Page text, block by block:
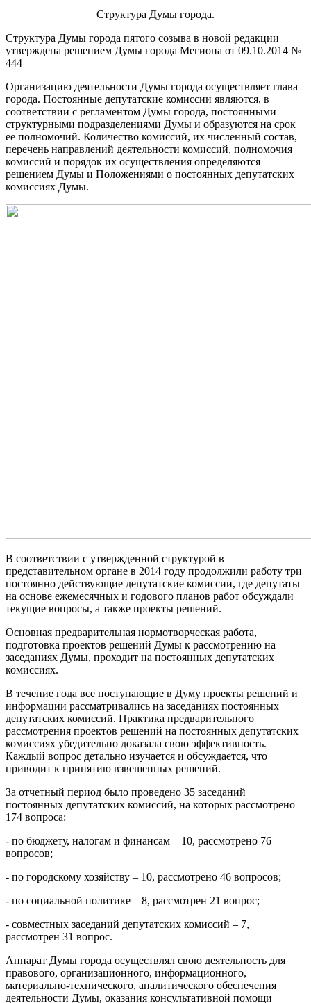
Структура Думы города.
Структура Думы города пятого созыва в новой редакции
утверждена решением Думы города Мегиона от 09.10.2014 №
444
Организацию деятельности Думы города осуществляет глава
города. Постоянные депутатские комиссии являются, в
соответствии с регламентом Думы города, постоянными
структурными подразделениями Думы и образуются на срок
ее полномочий. Количество комиссий, их численный состав,
перечень направлений деятельности комиссий, полномочия
комиссий и порядок их осуществления определяются
решением Думы и Положениями о постоянных депутатских
комиссиях Думы.
В соответствии с утвержденной структурой в
представительном органе в 2014 году продолжили работу три
постоянно действующие депутатские комиссии, где депутаты
на основе ежемесячных и годового планов работ обсуждали
текущие вопросы, а также проекты решений.
Основная предварительная нормотворческая работа,
подготовка проектов решений Думы к рассмотрению на
заседаниях Думы, проходит на постоянных депутатских
комиссиях.
В течение года все поступающие в Думу проекты решений и
информации рассматривались на заседаниях постоянных
депутатских комиссий. Практика предварительного
рассмотрения проектов решений на постоянных депутатских
комиссиях убедительно доказала свою эффективность.
Каждый вопрос детально изучается и обсуждается, что
приводит к принятию взвешенных решений.
За отчетный период было проведено 35 заседаний
постоянных депутатских комиссий, на которых рассмотрено
174 вопроса:
- по бюджету, налогам и финансам – 10, рассмотрено 76
вопросов;
- по городскому хозяйству – 10, рассмотрено 46 вопросов;
- по социальной политике – 8, рассмотрен 21 вопрос;
- совместных заседаний депутатских комиссий – 7,
рассмотрен 31 вопрос.
Аппарат Думы города осуществлял свою деятельность для
правового, организационного, информационного,
материально-технического, аналитического обеспечения
деятельности Думы, оказания консультативной помощи